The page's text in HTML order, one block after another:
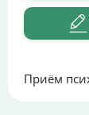
Приём